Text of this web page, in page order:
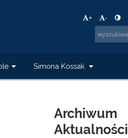
+ -
Simona Kossak
Archiwum
Aktualności